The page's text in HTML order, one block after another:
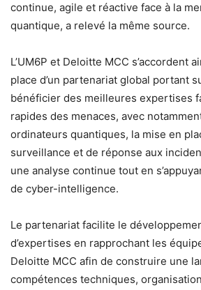
continue, agile et réactive face à la
quantique, a relevé la même source.
L’UM6P et Deloitte MCC s’accordent
place d’un partenariat global portant
bénéficier des meilleures expertises
rapides des menaces, avec
ordinateurs quantiques, la mise en
surveillance et de réponse aux
une analyse continue tout en
de cyber-intelligence.
Le partenariat facilite le
d’expertises en rapprochant les
Deloitte MCC afin de construire une
compétences techniques,